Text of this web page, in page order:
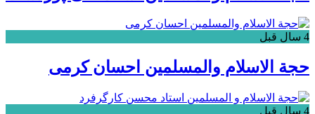
4 سال قبل
حجة الاسلام والمسلمین احسان کرمی
4 سال قبل